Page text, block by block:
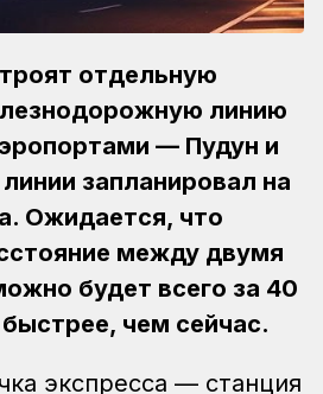
отдельную
линию
— Пудун и
запланировал на
Ожидается, что
между двумя
будет всего за 40
чем сейчас.
экспресса — станция